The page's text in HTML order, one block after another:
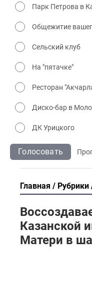
Парк Петрова в
Общежитие
Сельский клуб
На "пятачке"
Ресторан
Диско-бар в
ДК Урицкого
Голосовать
Главная Рубрики
Казанской
Матери в